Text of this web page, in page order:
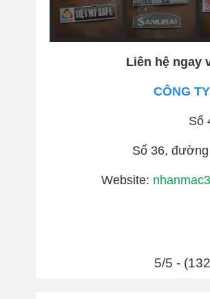
Liên hệ ngay
CÔNG
Số
Số 36,
Website:
5/5 -